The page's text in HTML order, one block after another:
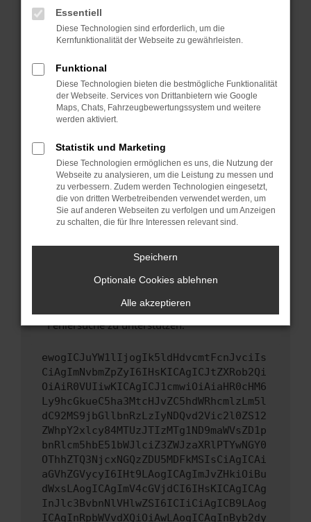
können das Laden bestimmter Seiten
verhindern. Funktioniert die Seite in einem
Fenster?
Starte dein Gerät neu.
Das kann manchmal helfen, vorübergehende
Probleme zu beheben.
Betriebssystem auf dem neuesten Stand
sind.
Veraltete Software birgt nicht nur ein
Sicherheitsrisiko, sondern kann auch dazu
führen, dass bestimmte Funktionen nicht mehr
unterstützt werden.
Wende dich an den Webseitenbetreiber.
Wenn du alle oben genannten Schritte versucht
hast, kontaktiere uns bitte. Wir werden
uns diesen Text schicken, um uns bei der
Fehlersuche zu unterstützen:
ewogICJuYW1lIjogIk5ldHdvcmtFcnJvciIs
CiAgImNvbmZpZyI6IHsKICAgICJtZXRob2Qi
OiAiR0VUIiwKICAgICJ1cmwiOiAiaHR0cHM6
Ly9hcGkueC5ha3MtcHJvZC5hdWRhcmlzLm5l
dC92MS9jbGllbnRzLzIyNDQvd2Vic2l0ZS12
ZWhpY2xlcy84MTUzJTIzMTg1ND9maWVsZD1p
bnRlcm5hbE51bWJlciZ3ZWJzaXRlPTYwNGY0
OThhZTQ3NjcxNGQzZDU5MDFkMSIsCiAgICAi
aGVhZGVycyI6IHt9LAogICAgImJvZHkiOiBu
dWxsLAogICAgImV4cGVjdCI6IHsKICAgICAg
InJlc3BvbnNlVHlwZSI6ICIiCiAgICB9LAog
ICAgInRpbWVvdXQiOiAwLAogICAgInByb2dy
Essentiell
Diese Technologien sind erforderlich, um die
Kernfunktionalität der Webseite zu gewährleisten.
Funktional
Diese Technologien bieten die bestmögliche Funktionalität
der Webseite. Services von Drittanbietern wie Google
Maps, Chats, Fahrzeugbewertungssystem und weitere
werden aktiviert.
Statistik und Marketing
Diese Technologien ermöglichen es uns, die Nutzung der
Webseite zu analysieren, um die Leistung zu messen und
zu verbessern. Zudem werden Technologien eingesetzt,
die von dritten Werbetreibenden verwendet werden, um
Sie auf anderen Webseiten zu verfolgen und um Anzeigen
zu schalten, die für Ihre Interessen relevant sind.
Speichern
Optionale Cookies ablehnen
Alle akzeptieren